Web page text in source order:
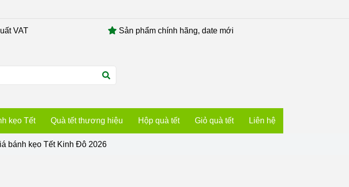
VAT Sản phẩm chính hãng, date mới
kẹo Tết Quà tết thương hiệu Hộp quà tết Giỏ quà tết Liên hệ
bánh kẹo Tết Kinh Đô 2026